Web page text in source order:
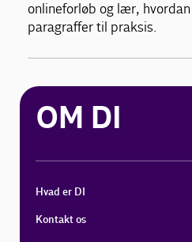
onlineforløb og lær,
paragraffer til praksis.
OM DI
Hvad er DI
Kontakt os